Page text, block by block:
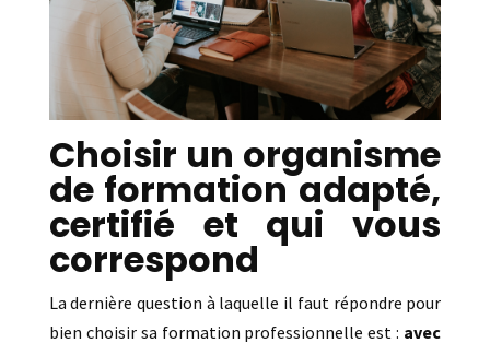
Choisir un organisme
de formation adapté,
certifié et qui vous
correspond
La dernière question à laquelle il faut répondre pour
bien choisir sa formation professionnelle est : avec